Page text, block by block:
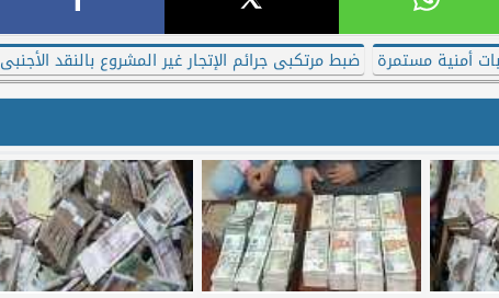
أمنية مستمرة ضبط مرتكبى جرائم الإتجار غير المشروع بالنقد الأجنبى